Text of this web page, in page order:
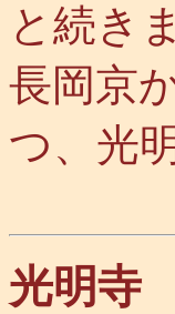
と続き
長岡京
つ、光
光明寺